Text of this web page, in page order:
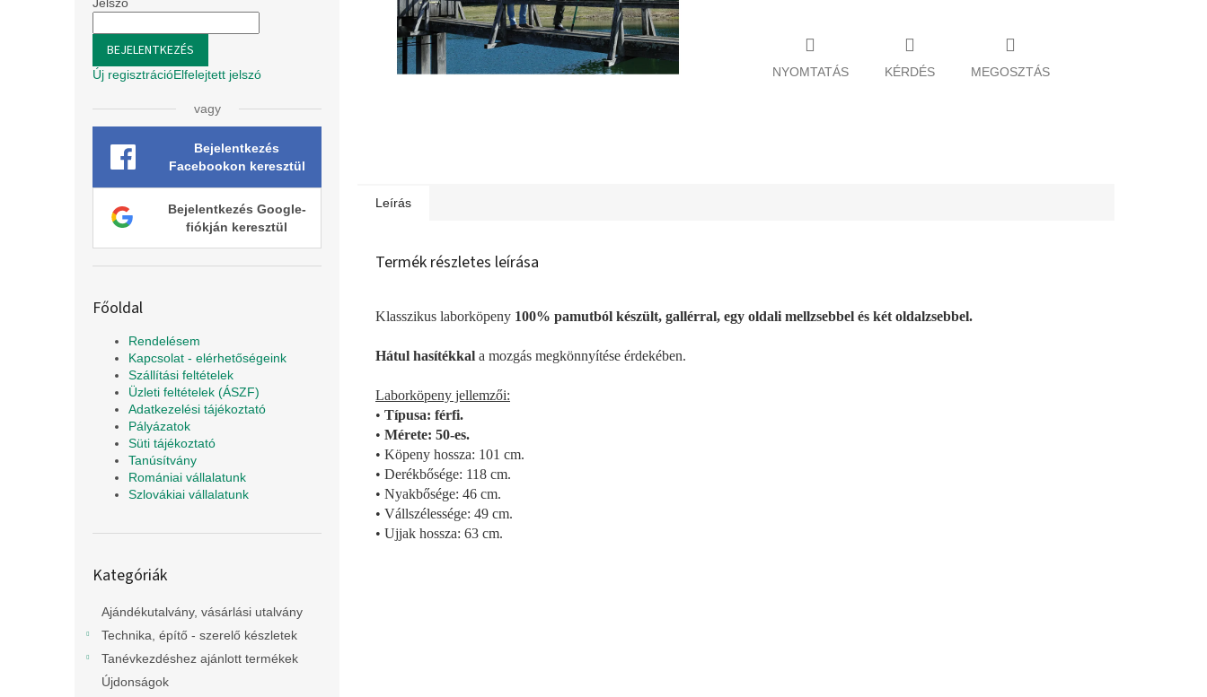
BEJELENTKEZÉS
Új regisztrációElfelejtett jelszó
vagy
Bejelentkezés
Facebookon keresztül
Bejelentkezés Google-
fiókján keresztül
Főoldal
Rendelésem
Kapcsolat - elérhetőségeink
Szállítási feltételek
Üzleti feltételek (ÁSZF)
Adatkezelési tájékoztató
Pályázatok
Süti tájékoztató
Tanúsítvány
Romániai vállalatunk
Szlovákiai vállalatunk
átugrása
Kategóriák
Ajándékutalvány, vásárlási utalvány
Technika, építő - szerelő készletek
Tanévkezdéshez ajánlott termékek
Újdonságok
NYOMTATÁS KÉRDÉS MEGOSZTÁS
Leírás
Termék részletes leírása
Klasszikus laborköpeny 100% pamutból készült, gallérral, egy oldali mellzsebbel és két oldalzsebbel.
Hátul hasítékkal a mozgás megkönnyítése érdekében.
Laborköpeny jellemzői:
• Típusa: férfi.
• Mérete: 50-es.
• Köpeny hossza: 101 cm.
• Derékbősége: 118 cm.
• Nyakbősége: 46 cm.
• Vállszélessége: 49 cm.
• Ujjak hossza: 63 cm.